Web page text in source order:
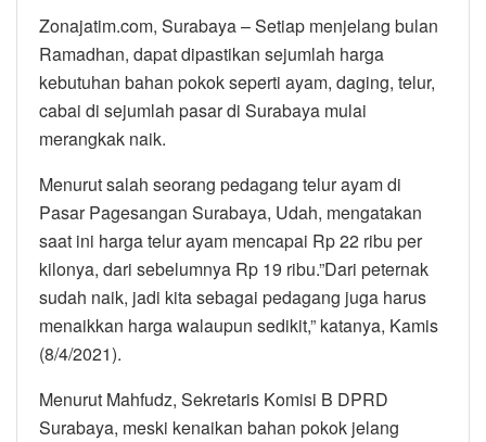
Zonajatim.com, Surabaya – Setiap menjelang bulan
Ramadhan, dapat dipastikan sejumlah harga
kebutuhan bahan pokok seperti ayam, daging, telur,
cabai di sejumlah pasar di Surabaya mulai
merangkak naik.
Menurut salah seorang pedagang telur ayam di
Pasar Pagesangan Surabaya, Udah, mengatakan
saat ini harga telur ayam mencapai Rp 22 ribu per
kilonya, dari sebelumnya Rp 19 ribu.”Dari peternak
sudah naik, jadi kita sebagai pedagang juga harus
menaikkan harga walaupun sedikit,” katanya, Kamis
(8/4/2021).
Menurut Mahfudz, Sekretaris Komisi B DPRD
Surabaya, meski kenaikan bahan pokok jelang